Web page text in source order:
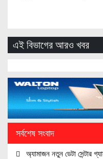
এই বিভাগের আরও খবর
সর্বশেষ সংবাদ
অ্যামাজন নতুন ডেটা সেন্টার